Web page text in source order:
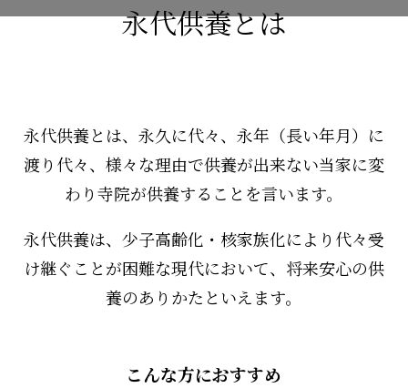
永代供養とは
永代供養とは、永久に代々、永年（長い年月）に
渡り代々、様々な理由で供養が出来ない当家に変
わり寺院が供養することを言います。
永代供養は、少子高齢化・核家族化により代々受
け継ぐことが困難な現代において、将来安心の供
養のありかたといえます。
こんな方におすすめ